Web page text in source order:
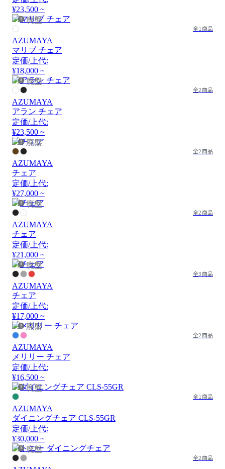
¥23,500 ~
廃盤
全1商品
AZUMAYA
マリブ チェア
定価/上代:
¥18,000 ~
廃盤
全2商品
AZUMAYA
アラン チェア
定価/上代:
¥23,500 ~
廃盤
全2商品
AZUMAYA
チェア
定価/上代:
¥27,000 ~
廃盤
全2商品
AZUMAYA
チェア
定価/上代:
¥21,000 ~
廃盤
全3商品
AZUMAYA
チェア
定価/上代:
¥17,000 ~
廃盤
全2商品
AZUMAYA
メリリー チェア
定価/上代:
¥16,500 ~
廃盤
全1商品
AZUMAYA
ダイニングチェア CLS-55GR
定価/上代:
¥30,000 ~
廃盤
全2商品